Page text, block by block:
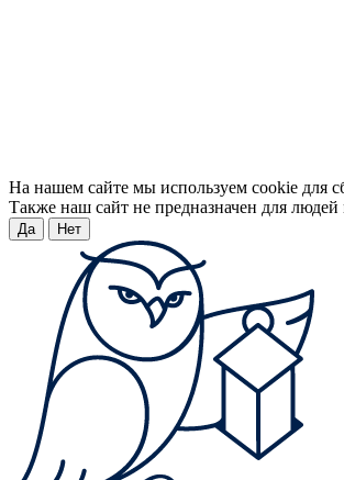
На нашем сайте мы используем cookie для
Также наш сайт не предназначен для
Да Нет